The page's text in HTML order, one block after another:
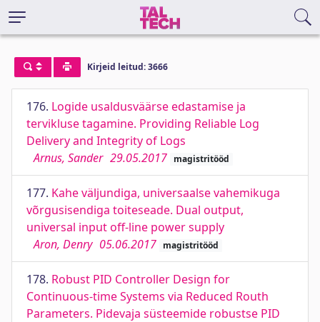
Kirjeid leitud: 3666
176. Logide usaldusväärse edastamise ja
tervikluse tagamine. Providing Reliable Log
Delivery and Integrity of Logs
Arnus, Sander 29.05.2017 magistritööd
177. Kahe väljundiga, universaalse vahemikuga
võrgusisendiga toiteseade. Dual output,
universal input off-line power supply
Aron, Denry 05.06.2017 magistritööd
178. Robust PID Controller Design for
Continuous-time Systems via Reduced Routh
Parameters. Pidevaja süsteemide robustse PID